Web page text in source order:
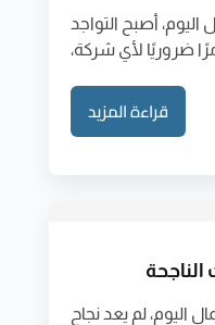
أصبح التواجد
ضروريًا لأي شركة،
قراءة المزيد
اليوم، لم يعد نجاح